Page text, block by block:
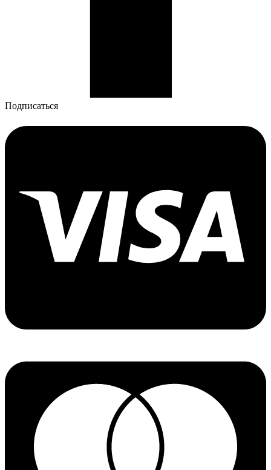
Подписаться